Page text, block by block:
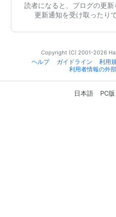
読者になると、ブログの更新
更新通知を受け取ったり
Copyright (C) 2001-2026
ヘルプ
ガイドライン 利用
利用者情報の外
日本語 PC版